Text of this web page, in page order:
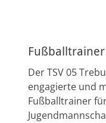
Der TSV 05
engagierte und
Fußballtrainer